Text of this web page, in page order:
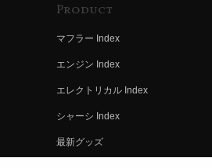
Product
マフラー Index
エンジン Index
エレクトリカル Index
シャーシ Index
最新グッズ